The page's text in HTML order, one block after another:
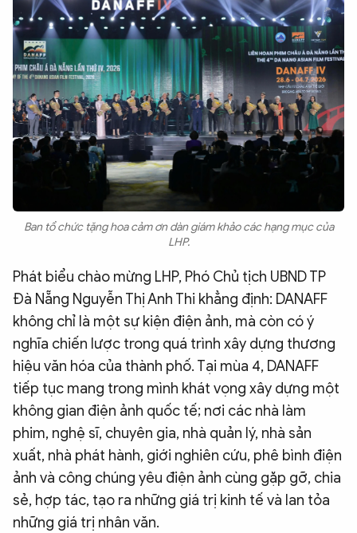
Ban tổ chức tặng hoa cảm ơn dàn giám khảo các hạng mục của
LHP.
Phát biểu chào mừng LHP, Phó Chủ tịch UBND TP
Đà Nẵng Nguyễn Thị Anh Thi khẳng định: DANAFF
không chỉ là một sự kiện điện ảnh, mà còn có ý
nghĩa chiến lược trong quá trình xây dựng thương
hiệu văn hóa của thành phố. Tại mùa 4, DANAFF
tiếp tục mang trong mình khát vọng xây dựng một
không gian điện ảnh quốc tế; nơi các nhà làm
phim, nghệ sĩ, chuyên gia, nhà quản lý, nhà sản
xuất, nhà phát hành, giới nghiên cứu, phê bình điện
ảnh và công chúng yêu điện ảnh cùng gặp gỡ, chia
sẻ, hợp tác, tạo ra những giá trị kinh tế và lan tỏa
những giá trị nhân văn.